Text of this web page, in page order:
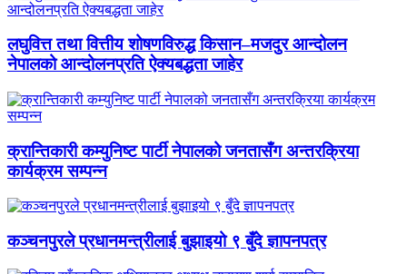
लघुवित्त तथा वित्तीय शोषणविरुद्ध किसान–मजदुर आन्दोलन
नेपालको आन्दोलनप्रति ऐक्यबद्धता जाहेर
क्रान्तिकारी कम्युनिष्ट पार्टी नेपालको जनतासँग अन्तरक्रिया
कार्यक्रम सम्पन्न
कञ्चनपुरले प्रधानमन्त्रीलाई बुझाइयो ९ बुँदे ज्ञापनपत्र